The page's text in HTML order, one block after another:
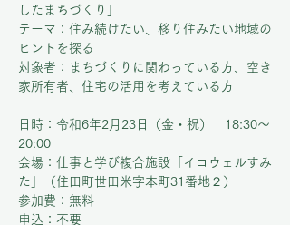
したまちづくり」
テーマ：住み続けたい、移り住みたい地域の
ヒントを探る
対象者：まちづくりに関わっている方、空き
家所有者、住宅の活用を考えている方
日時：令和6年2月23日（金・祝）　18:30～
20:00
会場：仕事と学び複合施設「イコウェルすみ
た」（住田町世田米字本町31番地２）
参加費：無料
申込：不要